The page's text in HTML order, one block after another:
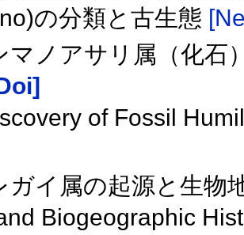
の分類と古生態
マノアサリ属（化石
of Fossil
ガイ属の起源と生物
Biogeographic